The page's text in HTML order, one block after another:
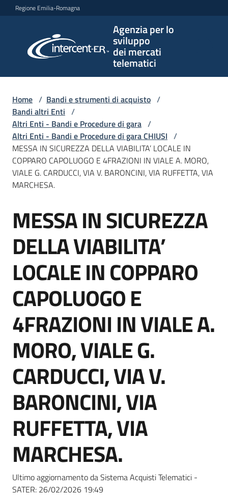
Vai al contenuto
Vai alla navigazione
Vai al footer
Regione Emilia-Romagna
Agenzia per lo
sviluppo
dei mercati
telematici
per lo
sviluppo
telematici
L'Agenzia
Bandi
strumenti
di
Supporto
Piattaforme
telematiche
English
site
Seguici
su
Home / Bandi e strumenti di acquisto /
Bandi altri Enti /
Altri Enti - Bandi e Procedure di gara /
Altri Enti - Bandi e Procedure di gara CHIUSI /
MESSA IN SICUREZZA DELLA VIABILITA’ LOCALE IN
COPPARO CAPOLUOGO E 4FRAZIONI IN VIALE A. MORO,
VIALE G. CARDUCCI, VIA V. BARONCINI, VIA RUFFETTA, VIA
MARCHESA.
Salta al contenuto
MESSA IN SICUREZZA
DELLA VIABILITA’
LOCALE IN COPPARO
CAPOLUOGO E
4FRAZIONI IN VIALE A.
MORO, VIALE G.
CARDUCCI, VIA V.
BARONCINI, VIA
RUFFETTA, VIA
MARCHESA.
Ultimo aggiornamento da Sistema Acquisti Telematici -
SATER: 26/02/2026 19:49